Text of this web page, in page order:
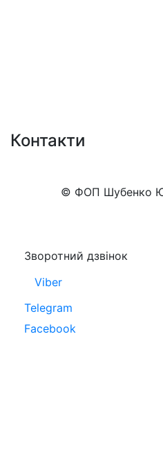
Контакти
© ФОП Шубенко
Зворотний дзвінок
Viber
Telegram
Facebook